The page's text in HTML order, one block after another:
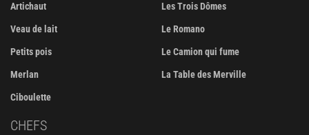
Artichaut
Veau de lait
Petits pois
Merlan
Ciboulette
Les Trois Dômes
Le Romano
Le Camion qui fume
La Table des Merville
CHEFS